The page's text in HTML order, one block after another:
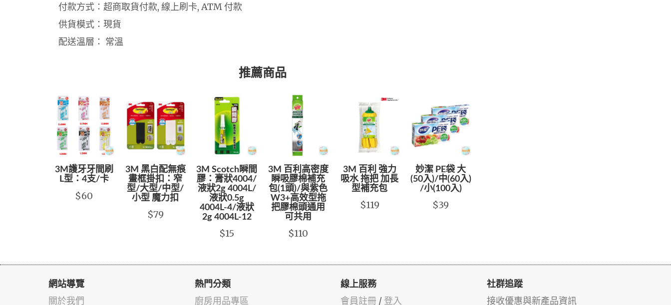
付款方式：超商取貨付款, 線上刷卡, ATM 付款
供貨模式：現貨
配送溫層： 常溫
推薦商品
3M護牙牙間刷
L型：4支/卡
$60
3M 黑白配無痕
畫框掛扣：窄
型/大型/中型/
小型 魔力扣
$79
3M Scotch瞬間
膠：膏狀4004/
液狀2g 4004L/
液狀0.5g
4004L-4/液狀
2g 4004L-12
$15
3M 百利高密度
瞬吸膠棉補充
包(1頭)/與紫色
W3+高效型拖
把膠棉頭通用
可共用
$110
3M 百利 強力
吸水 拖把 加長
型補充包
$119
妙潔 PE袋 大
(50入)/中(60入)
/小(100入)
$39
網站導覽
關於我們
熱門分類
廚房用品專區
線上服務
會員註冊 / 登入
社群追蹤
接收優惠與新產品資訊